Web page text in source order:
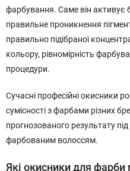
фарбування. Саме він активує
правильне проникнення
правильно підібраної
кольору, рівномірність
процедури.
Сучасні професійні окисники
сумісності з фарбами різних
прогнозованого результату
фарбованим волоссям.
Які окисники для